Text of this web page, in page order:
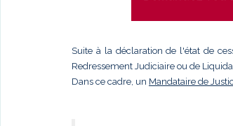
Suite à la déclaration de l'état de
Redressement Judiciaire ou de
Dans ce cadre, un Mandataire de